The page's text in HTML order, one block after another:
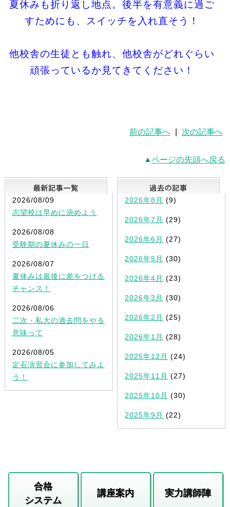
夏休みも折り返し地点。後半を有意義に過ご
すためにも、スイッチを入れ直そう！
他校舎の生徒とも触れ、他校舎がどれぐらい
頑張っているか見てきてください！
前の記事へ 次の記事へ
ページの先頭へ戻る
最新記事一覧
2026/08/09
志望校は早めに決めよう
2026/08/08
受験期の夏休みの一日
2026/08/07
夏休みは最後に差をつける
チャンス！
2026/08/06
二次・私大の過去問をやる
意味って
2026/08/05
定石演習会に参加してみよ
う！
2026年8月 (9)
2026年7月 (29)
2026年6月 (27)
2026年5月 (30)
2026年4月 (23)
2026年3月 (30)
2026年2月 (25)
2026年1月 (28)
2025年12月 (24)
2025年11月 (27)
2025年10月 (30)
2025年9月 (22)
合格
システム
講座案内 実力講師陣